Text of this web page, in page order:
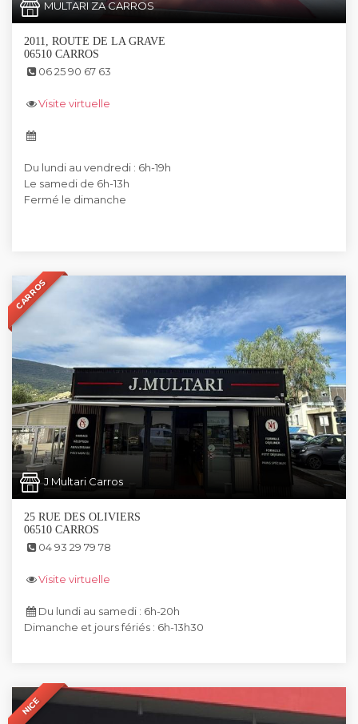
MULTARI ZA CARROS
2011, ROUTE DE LA GRAVE
06510 CARROS
06 25 90 67 63
Visite virtuelle
Du lundi au vendredi : 6h-19h
Le samedi de 6h-13h
Fermé le dimanche
CARROS
J Multari Carros
25 RUE DES OLIVIERS
06510 CARROS
04 93 29 79 78
Visite virtuelle
Du lundi au samedi : 6h-20h
Dimanche et jours fériés : 6h-13h30
NICE